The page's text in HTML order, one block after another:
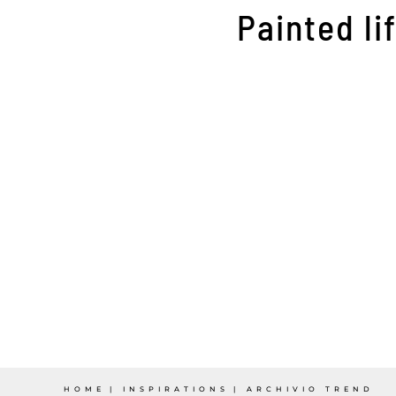
Painted
HOME INSPIRATIONS ARCHIVIO TREND